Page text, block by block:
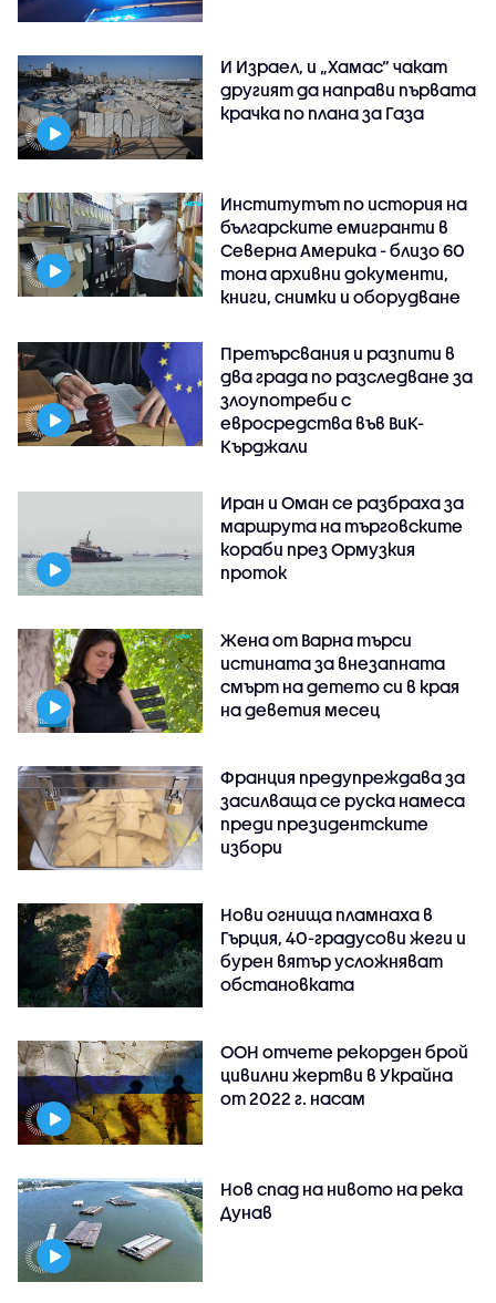
И Израел, и „Хамас“ чакат
другият да направи първата
крачка по плана за Газа
Институтът по история на
българските емигранти в
Северна Америка - близо 60
тона архивни документи,
книги, снимки и оборудване
Претърсвания и разпити в
два града по разследване за
злоупотреби с
евросредства във ВиК-
Кърджали
Иран и Оман се разбраха за
маршрута на търговските
кораби през Ормузкия
проток
Жена от Варна търси
истината за внезапната
смърт на детето си в края
на деветия месец
Франция предупреждава за
засилваща се руска намеса
преди президентските
избори
Нови огнища пламнаха в
Гърция, 40-градусови жеги и
бурен вятър усложняват
обстановката
ООН отчете рекорден брой
цивилни жертви в Украйна
от 2022 г. насам
Нов спад на нивото на река
Дунав